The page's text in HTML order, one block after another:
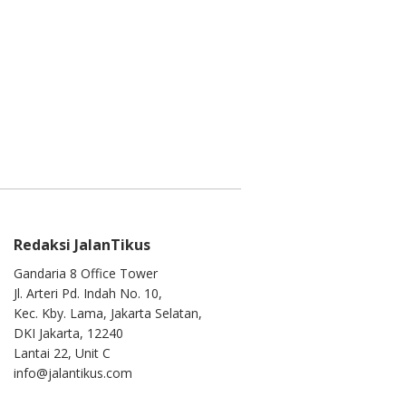
Redaksi JalanTikus
Gandaria 8 Office Tower
Jl. Arteri Pd. Indah No. 10,
Kec. Kby. Lama, Jakarta Selatan,
DKI Jakarta, 12240
Lantai 22, Unit C
info@jalantikus.com